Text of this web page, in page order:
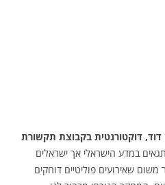
דוד, דוקטורנטית בקבוצת תקשורת
במדע הישראלי אך ישראלים
שאירועים פוליטיים דוחקים